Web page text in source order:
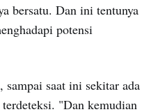
bersatu. Dan ini tentunya
potensi
saat ini sekitar ada
"Dan kemudian